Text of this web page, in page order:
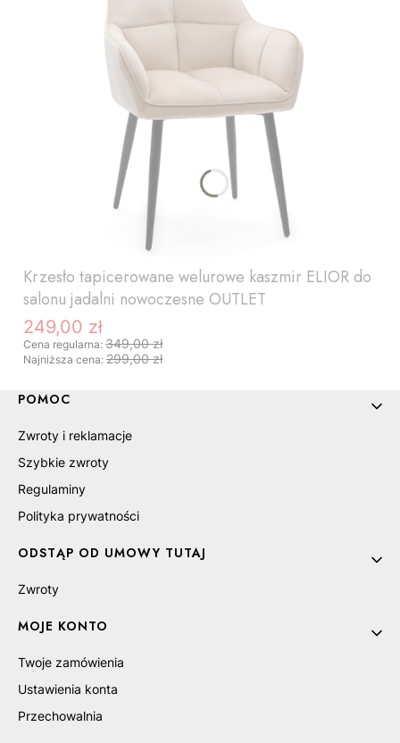
Krzesło tapicerowane welurowe kaszmir ELIOR do
salonu jadalni nowoczesne OUTLET
Cena promocyjna
249,00 zł
Cena regularna: 349,00 zł
Najniższa cena: 299,00 zł
Linki w stopce
POMOC
Zwroty i reklamacje
Szybkie zwroty
Regulaminy
Polityka prywatności
ODSTĄP OD UMOWY TUTAJ
Zwroty
MOJE KONTO
Twoje zamówienia
Ustawienia konta
Przechowalnia